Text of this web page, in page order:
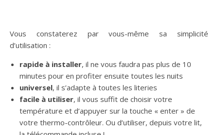
Vous constaterez par vous-même sa simplicité
d’utilisation :
rapide à installer, il ne vous faudra pas plus de 10
minutes pour en profiter ensuite toutes les nuits
universel, il s’adapte à toutes les literies
facile à utiliser, il vous suffit de choisir votre
température et d’appuyer sur la touche « enter » de
votre thermo-contrôleur. Ou d’utiliser, depuis votre lit,